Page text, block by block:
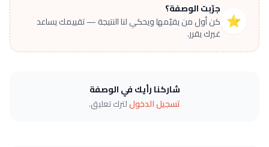
⭐
جرّبت الوصفة؟
كن أول من يقيّمها ويحكي لنا النتيجة — تقييمك يساعد
غيرك يقرر.
شاركنا رأيك في الوصفة
تسجيل الدخوللترك تعليق.